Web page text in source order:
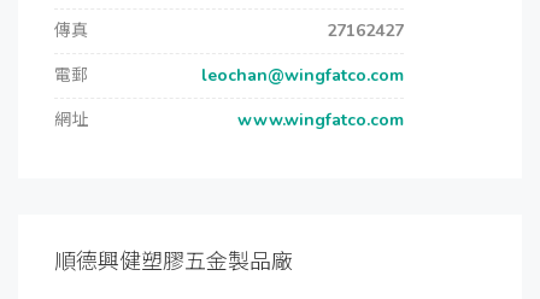
傳真
27162427
電郵
leochan@wingfatco.com
網址
www.wingfatco.com
順德興健塑膠五金製品廠